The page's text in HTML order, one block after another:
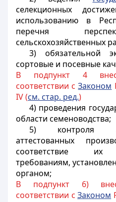
селекционных
использованию в
перечня
сельскохозяйственных
3) обязательной
сортовые и посевные
В подпункт 4
соответствии сЗаконом
IV (см. стар. ред.)
4) проведения
области семеноводства;
5) контроля
аттестованных
соответствие их
требованиям,
органом;
В подпункт 6)
соответствии сЗаконом